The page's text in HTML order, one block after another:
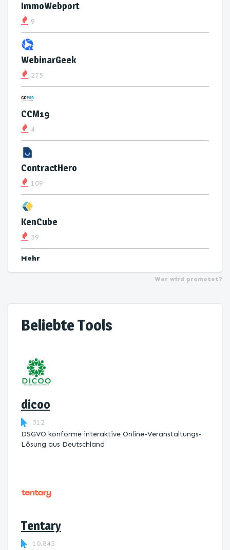
ImmoWebport
9
WebinarGeek
275
CCM19
4
ContractHero
109
KenCube
39
Mehr
Wer wird promotet?
Beliebte Tools
dicoo
312
DSGVO konforme interaktive Online-Veranstaltungs-
Lösung aus Deutschland
Tentary
10.843